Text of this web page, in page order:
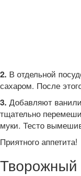
2. В отдельной
сахаром. После
3. Добавляют
тщательно
муки. Тесто
Приятного аппетита!
Творожный